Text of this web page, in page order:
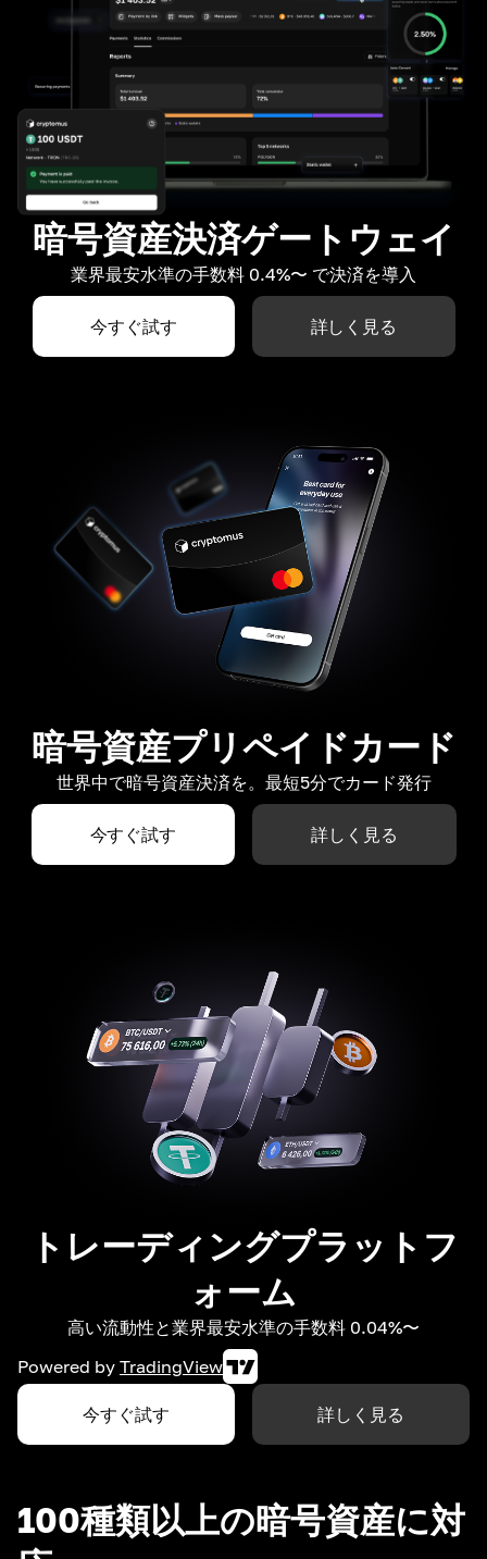
暗号資産決済ゲートウェイ
業界最安水準の手数料 0.4%〜 で決済を導入
今すぐ試す 詳しく見る
暗号資産プリペイドカード
世界中で暗号資産決済を。最短5分でカード発行
今すぐ試す 詳しく見る
トレーディングプラットフ
ォーム
高い流動性と業界最安水準の手数料 0.04%〜
Powered by TradingView
今すぐ試す 詳しく見る
100種類以上の暗号資産に対